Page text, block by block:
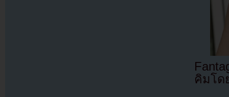
คิมโด